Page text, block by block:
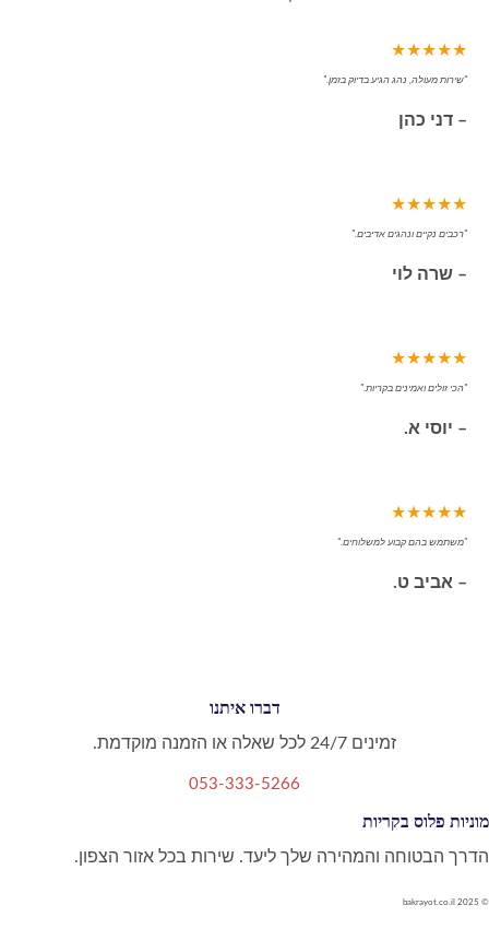
★★★★★
"שירות מעולה, נהג הגיע בדיוק בזמן."
– דני כהן
★★★★★
"רכבים נקיים ונהגים אדיבים."
– שרה לוי
★★★★★
"הכי זולים ואמינים בקריות."
– יוסי א.
★★★★★
"משתמש בהם קבוע למשלוחים."
– אביב ט.
דברו איתנו
זמינים 24/7 לכל שאלה או הזמנה מוקדמת.
053-333-5266
מוניות פלוס בקריות
הדרך הבטוחה והמהירה שלך ליעד. שירות בכל אזור הצפון.
© 2025 bakrayot.co.il